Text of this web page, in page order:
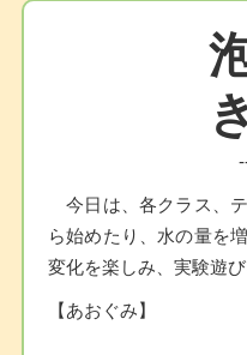
今日は、各クラス、
ら始めたり、水の量を
変化を楽しみ、実験遊
【あおぐみ】